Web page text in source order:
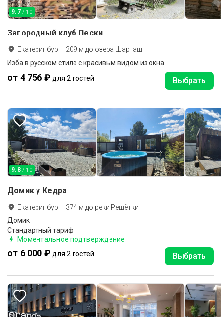
9.7 / 10
Загородный клуб Пески
Екатеринбург · 209 м до озера Шарташ
Изба в русском стиле с красивым видом из окна
от 4 756 ₽ для 2 гостей Выбрать
9.8 / 10
Домик у Кедра
Екатеринбург · 374 м до реки Решётки
Домик
Стандартный тариф
Моментальное подтверждение
от 6 000 ₽ для 2 гостей Выбрать